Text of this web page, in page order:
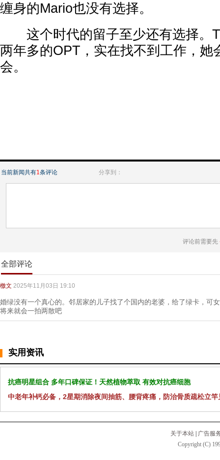
缠身的Mario也没有选择。
这个时代的留子至少还有选择。
两年多的OPT，实在找不到工作，她
会。
当前新闻共有1条评论 分享到：
评论前需要先
全部评论
檄文 2025年11月03日 19:10
婚绿没有一个真心的。邻居家的儿子找了个国内的老婆，给了绿卡，可
将来就会一拍两散吧
实用资讯
抗癌明星组合 多年口碑保证！天然植物萃取 有效对抗癌细胞
中老年补钙必备，2星期消除夜间抽筋、腰背疼痛，防治骨质疏松立竿
关于本站
广告服
Copyright (C)